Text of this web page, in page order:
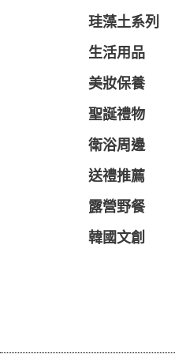
珪藻土系列
生活用品
美妝保養
聖誕禮物
衛浴周邊
送禮推薦
露營野餐
韓國文創